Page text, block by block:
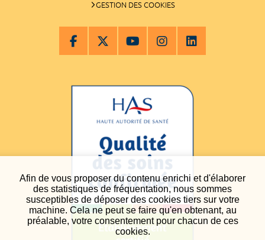
Afin de vous proposer du contenu enrichi et d'élaborer
des statistiques de fréquentation, nous sommes
susceptibles de déposer des cookies tiers sur votre
machine. Cela ne peut se faire qu'en obtenant, au
préalable, votre consentement pour chacun de ces
cookies.
GESTION DES COOKIES